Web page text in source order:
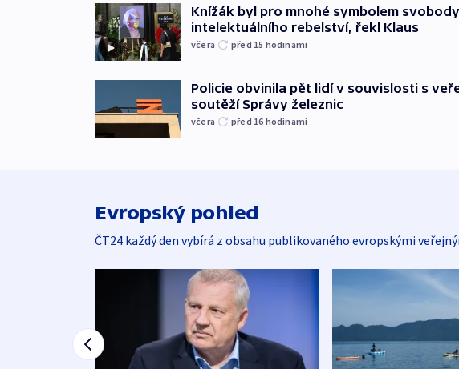
Knížák byl pro mnohé symbolem
intelektuálního rebelství, řekl Klaus
včera před 15 hodinami
Policie obvinila pět lidí v souvislosti s
soutěží Správy železnic
včera před 16 hodinami
Evropský pohled
ČT24 každý den vybírá z obsahu publikovaného evropskými